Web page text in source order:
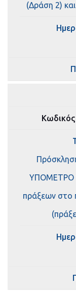
(Δράση 2)
ΥΠΟΜΕΤΡΟ
πράξεων στο